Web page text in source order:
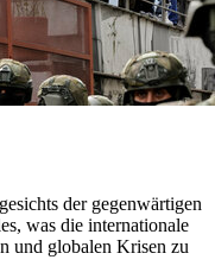
der gegenwärtigen
was die internationale
und globalen Krisen zu